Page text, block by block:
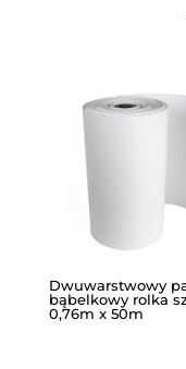
Dwuwarstwowy
bąbelkowy rolka
0,76m x 50m